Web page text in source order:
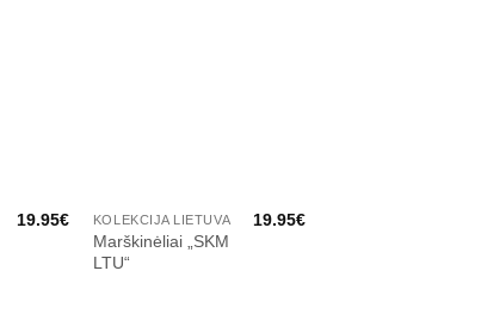
19.95€ KOLEKCIJA LIETUVA
Marškinėliai „SKM
LTU“
19.95€